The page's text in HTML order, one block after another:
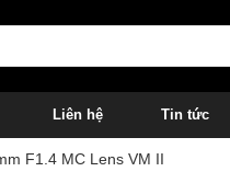
Liên hệ Tin tức
F1.4 MC Lens VM II